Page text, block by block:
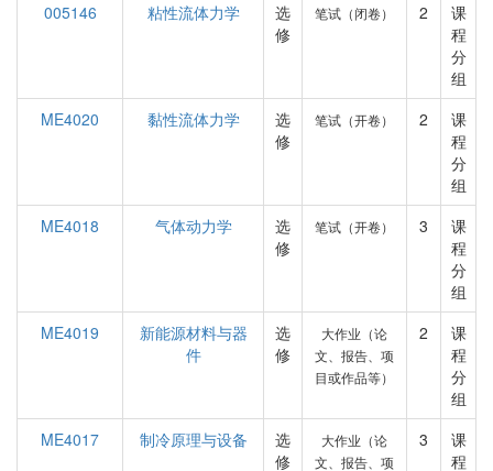
005146
粘性流体力学
选
修
笔试（闭卷） 2
课
程
分
组
ME4020
黏性流体力学
选
修
笔试（开卷） 2
课
程
分
组
ME4018
气体动力学
选
修
笔试（开卷） 3
课
程
分
组
ME4019
新能源材料与器
件
选
修
大作业（论
文、报告、项
目或作品等）
2
课
程
分
组
ME4017
制冷原理与设备
选
修
大作业（论
文、报告、项
3
课
程